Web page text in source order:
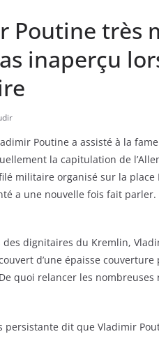
Poutine très
inaperçu
Poutine a assisté à la
la capitulation de
militaire organisé sur la
a une nouvelle fois fait parler.
des dignitaires du Kremlin,
d’une épaisse
quoi relancer les
persistante dit que Vladimir